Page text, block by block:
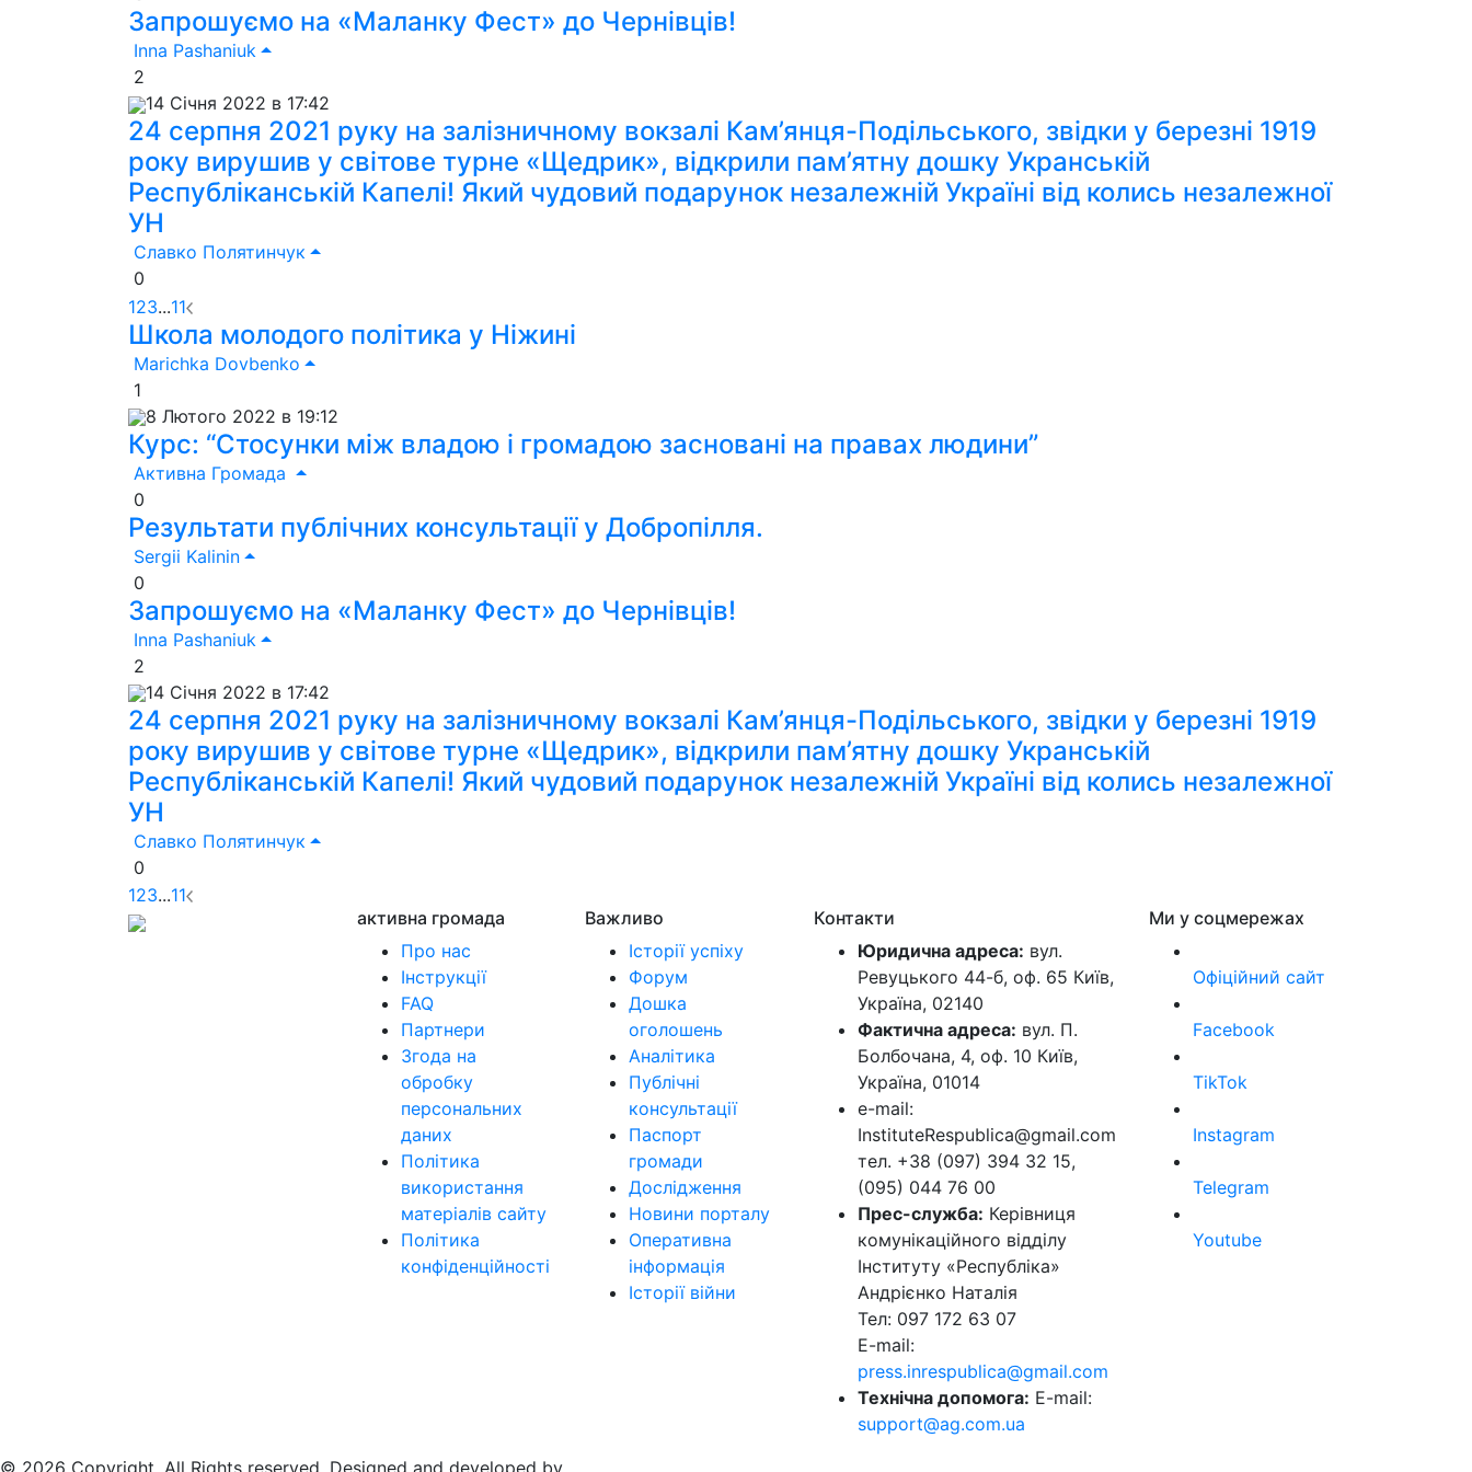
Запрошуємо на «Маланку Фест» до Чернівців!
Inna Pashaniuk
2
14 Січня 2022 в 17:42
24 серпня 2021 руку на залізничному вокзалі Кам’янця-Подільського, звідки у березні 1919
року вирушив у світове турне «Щедрик», відкрили пам’ятну дошку Укранській
Республіканській Капелі! Який чудовий подарунок незалежній Україні від колись незалежної
УН
Славко Полятинчук
0
123...11
Школа молодого політика у Ніжині
Marichka Dovbenko
1
8 Лютого 2022 в 19:12
Курс: “Стосунки між владою і громадою засновані на правах людини”
Активна Громада
0
Результати публічних консультації у Добропілля.
Sergii Kalinin
0
Запрошуємо на «Маланку Фест» до Чернівців!
Inna Pashaniuk
2
14 Січня 2022 в 17:42
24 серпня 2021 руку на залізничному вокзалі Кам’янця-Подільського, звідки у березні 1919
року вирушив у світове турне «Щедрик», відкрили пам’ятну дошку Укранській
Республіканській Капелі! Який чудовий подарунок незалежній Україні від колись незалежної
УН
Славко Полятинчук
0
123...11
активна громада
Про нас
Інструкції
FAQ
Партнери
Згода на
обробку
персональних
даних
Політика
використання
матеріалів сайту
Політика
конфіденційності
Важливо
Історії успіху
Форум
Дошка
оголошень
Аналітика
Публічні
консультації
Паспорт
громади
Дослідження
Новини порталу
Оперативна
інформація
Історії війни
Контакти
Юридична адреса: вул.
Ревуцького 44-б, оф. 65 Київ,
Україна, 02140
Фактична адреса: вул. П.
Болбочана, 4, оф. 10 Київ,
Україна, 01014
e-mail:
InstituteRespublica@gmail.com
тел. +38 (097) 394 32 15,
(095) 044 76 00
Прес-служба: Керівниця
комунікаційного відділу
Інституту «Республіка»
Андрієнко Наталія
Тел: 097 172 63 07
E-mail:
press.inrespublica@gmail.com
Технічна допомога: E-mail:
support@ag.com.ua
Ми у соцмережах
Офіційний сайт
Facebook
TikTok
Instagram
Telegram
Youtube